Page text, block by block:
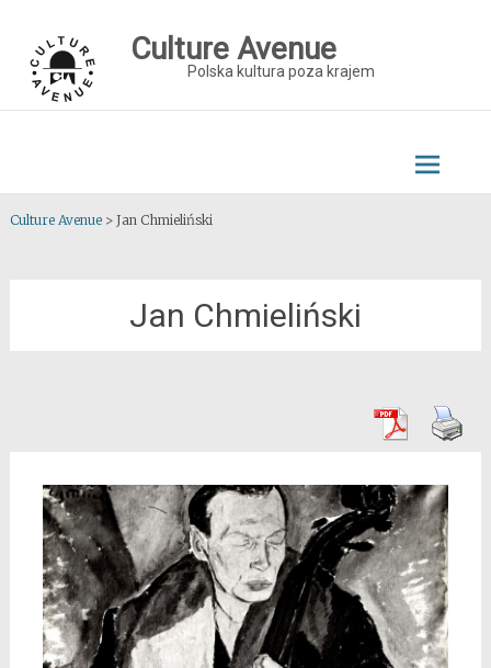
content
Culture Avenue
Polska kultura poza krajem
Culture Avenue> Jan Chmieliński
Jan Chmieliński